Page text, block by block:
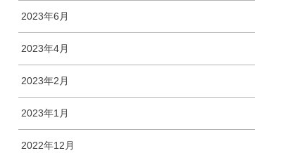
2023年6月
2023年4月
2023年2月
2023年1月
2022年12月